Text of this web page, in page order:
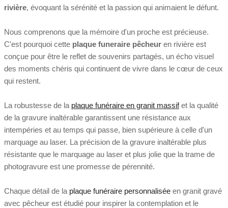
rivière, évoquant la sérénité et la passion qui animaient le défunt.
Nous comprenons que la mémoire d'un proche est précieuse.
C'est pourquoi cette plaque funeraire pêcheur en rivière est
conçue pour être le reflet de souvenirs partagés, un écho visuel
des moments chéris qui continuent de vivre dans le cœur de ceux
qui restent.
La robustesse de la plaque funéraire en granit massifet la qualité
de la gravure inaltérable garantissent une résistance aux
intempéries et au temps qui passe, bien supérieure à celle d'un
marquage au laser. La précision de la gravure inaltérable plus
résistante que le marquage au laser et plus jolie que la trame de
photogravure est une promesse de pérennité.
Chaque détail de la plaque funéraire personnalisée en granit gravé
avec pêcheur est étudié pour inspirer la contemplation et le